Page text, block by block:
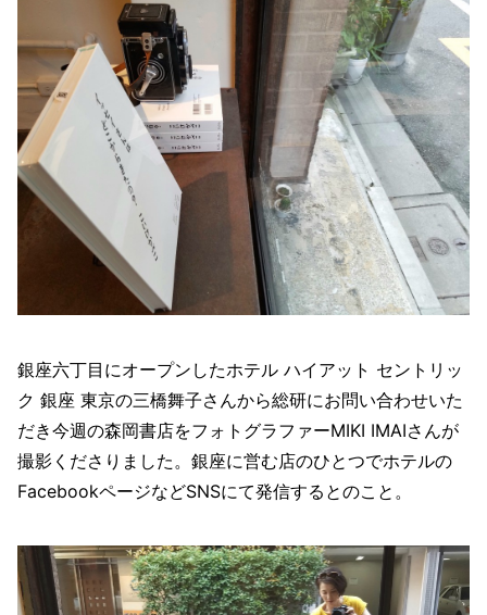
銀座六丁目にオープンしたホテル ハイアット セントリッ
ク 銀座 東京の三橋舞子さんから総研にお問い合わせいた
だき今週の森岡書店をフォトグラファーMIKI IMAIさんが
撮影くださりました。銀座に営む店のひとつでホテルの
FacebookページなどSNSにて発信するとのこと。